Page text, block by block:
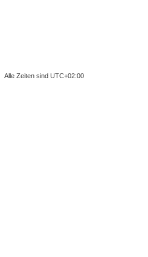
Alle Zeiten sind UTC+02:00